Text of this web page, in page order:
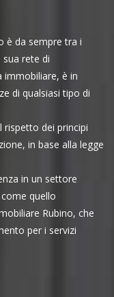
è da sempre tra i
rete di
immobiliare, è in
di qualsiasi tipo di
rispetto dei principi
in base alla legge
in un settore
quello
Rubino, che
per i servizi